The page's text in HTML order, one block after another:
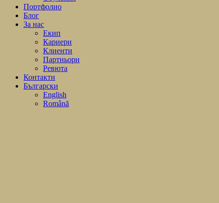
Портфолио
Блог
За нас
Екип
Кариери
Клиенти
Партньори
Ревюта
Контакти
Български
English
Română